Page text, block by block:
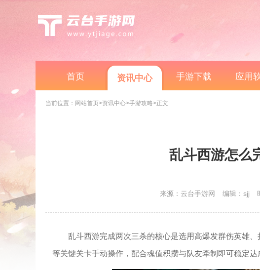
首页 资讯中心 手游下载 应用
当前位置： 网站首页>资讯中心>手游攻略>正文
乱斗西游怎么
来源：云台手游网 编辑：sjj
乱斗西游完成两次三杀的核心是选用高爆发群伤英雄
等关键关卡手动操作，配合魂值积攒与队友牵制即可稳定达